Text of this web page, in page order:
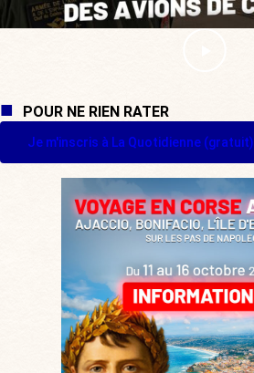
POUR NE RIEN RATER
Je m'inscris à La Quotidienne (gratuit)